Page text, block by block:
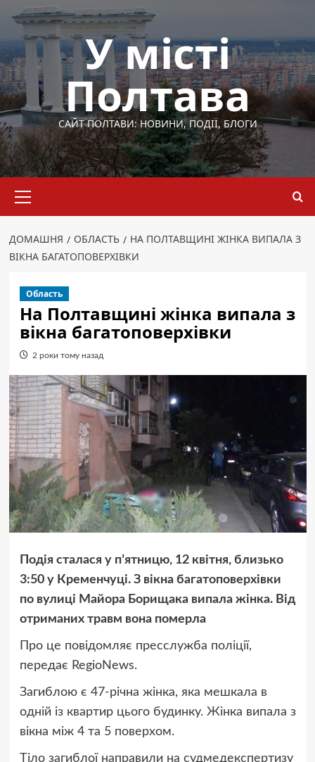
Перейти
вмісту
У місті
Полтава
САЙТ ПОЛТАВИ: НОВИНИ, ПОДІЇ, БЛОГИ
меню
ДОМАШНЯ ОБЛАСТЬ
НА ПОЛТАВЩИНІ ЖІНКА ВИПАЛА З
ВІКНА БАГАТОПОВЕРХІВКИ
Область
На Полтавщині жінка випала з
вікна багатоповерхівки
2 роки тому назад
Подія сталася у пʼятницю, 12 квітня, близько
3:50 у Кременчуці. З вікна багатоповерхівки
по вулиці Майора Борищака випала жінка. Від
отриманих травм вона померла
Про це повідомляє пресслужба поліції,
передає RegioNews.
Загиблою є 47-річна жінка, яка мешкала в
одній із квартир цього будинку. Жінка випала з
вікна між 4 та 5 поверхом.
Тіло загиблої направили на судмедекспертизу